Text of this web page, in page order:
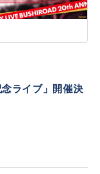
ライブ」開催決